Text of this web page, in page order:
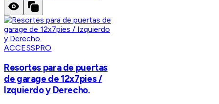
ACCESSPRO
Resortes para de puertas
de garage de 12x7pies /
Izquierdo y Derecho.